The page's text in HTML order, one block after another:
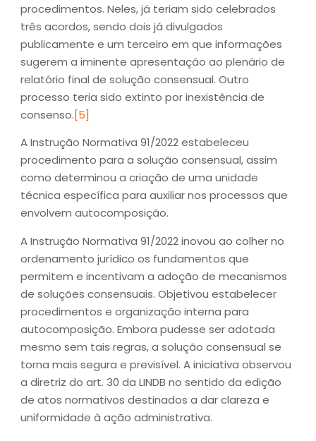
procedimentos. Neles, já teriam sido celebrados
três acordos, sendo dois já divulgados
publicamente e um terceiro em que informações
sugerem a iminente apresentação ao plenário de
relatório final de solução consensual. Outro
processo teria sido extinto por inexistência de
consenso.[5]
A Instrução Normativa 91/2022 estabeleceu
procedimento para a solução consensual, assim
como determinou a criação de uma unidade
técnica específica para auxiliar nos processos que
envolvem autocomposição.
A Instrução Normativa 91/2022 inovou ao colher no
ordenamento jurídico os fundamentos que
permitem e incentivam a adoção de mecanismos
de soluções consensuais. Objetivou estabelecer
procedimentos e organização interna para
autocomposição. Embora pudesse ser adotada
mesmo sem tais regras, a solução consensual se
torna mais segura e previsível. A iniciativa observou
a diretriz do art. 30 da LINDB no sentido da edição
de atos normativos destinados a dar clareza e
uniformidade à ação administrativa.